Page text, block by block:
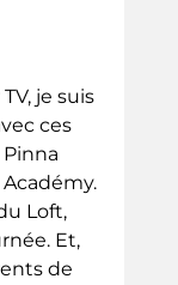
je suis
ces
Loft,
Et,
de